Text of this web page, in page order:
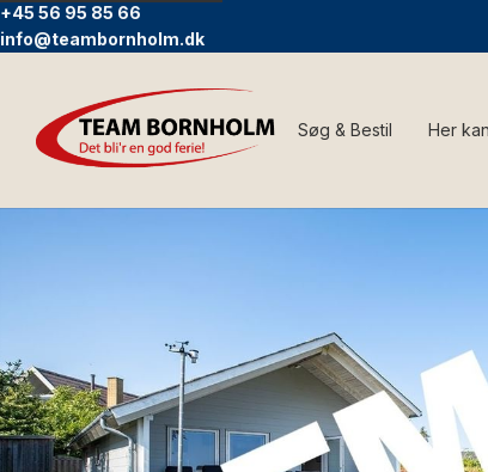
+45 56 95 85 66
info@teambornholm.dk
Søg & Bestil Her